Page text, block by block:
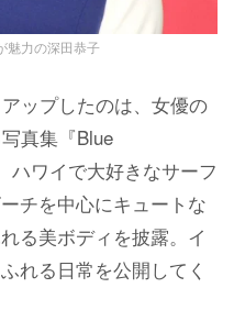
魅力の深田恭子
ップしたのは、女優の
真集『Blue
ハワイで大好きなサーフ
チを中心にキュートな
る美ボディを披露。イ
れる日常を公開してく